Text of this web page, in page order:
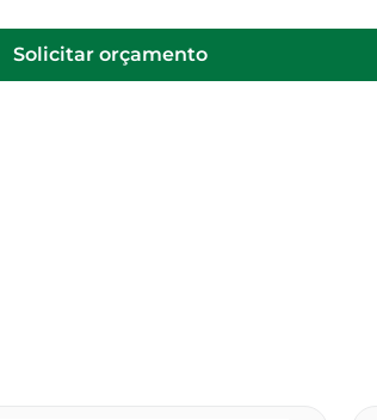
Solicitar orçamento